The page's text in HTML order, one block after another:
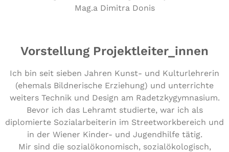
Mag.a Dimitra Donis
Vorstellung Projektleiter_innen
Ich bin seit sieben Jahren Kunst- und Kulturlehrerin
(ehemals Bildnerische Erziehung) und unterrichte
weiters Technik und Design am Radetzkygymnasium.
Bevor ich das Lehramt studierte, war ich als
diplomierte Sozialarbeiterin im Streetworkbereich und
in der Wiener Kinder- und Jugendhilfe tätig.
Mir sind die sozialökonomisch, sozialökologisch,